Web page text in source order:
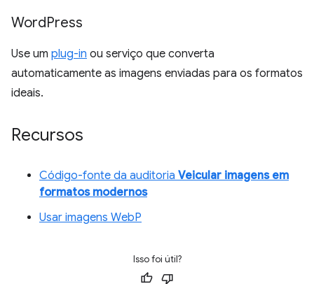
WordPress
Use um plug-in ou serviço que converta
automaticamente as imagens enviadas para os formatos
ideais.
Recursos
Código-fonte da auditoria Veicular imagens em
formatos modernos
Usar imagens WebP
Isso foi útil?